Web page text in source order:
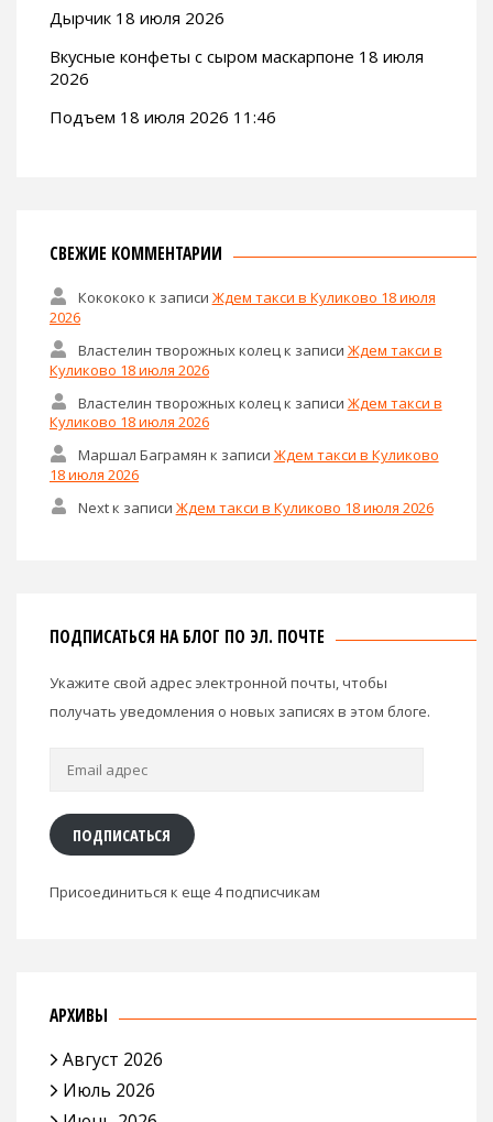
Дырчик 18 июля 2026
Вкусные конфеты с сыром маскарпоне 18 июля
2026
Подъем 18 июля 2026 11:46
СВЕЖИЕ КОММЕНТАРИИ
Кокококо к записи Ждем такси в Куликово 18 июля
2026
Властелин творожных колец к записи Ждем такси в
Куликово 18 июля 2026
Властелин творожных колец к записи Ждем такси в
Куликово 18 июля 2026
Маршал Баграмян к записи Ждем такси в Куликово
18 июля 2026
Nextк записи Ждем такси в Куликово 18 июля 2026
ПОДПИСАТЬСЯ НА БЛОГ ПО ЭЛ. ПОЧТЕ
Укажите свой адрес электронной почты, чтобы
получать уведомления о новых записях в этом блоге.
Email
ПОДПИСАТЬСЯ
Присоединиться к еще 4 подписчикам
АРХИВЫ
Август 2026
Июль 2026